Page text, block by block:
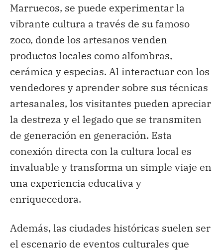
Marruecos, se puede experimentar la
vibrante cultura a través de su famoso
zoco, donde los artesanos venden
productos locales como alfombras,
cerámica y especias. Al interactuar con los
vendedores y aprender sobre sus técnicas
artesanales, los visitantes pueden apreciar
la destreza y el legado que se transmiten
de generación en generación. Esta
conexión directa con la cultura local es
invaluable y transforma un simple viaje en
una experiencia educativa y
enriquecedora.
Además, las ciudades históricas suelen ser
el escenario de eventos culturales que